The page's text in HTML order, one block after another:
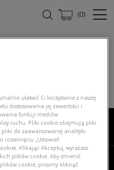
(0)
ułatwić Ci korzystanie z naszej
dostosowania jej zawartości i
funkcji mediów
ruchu. Pliki cookie obejmują pliki
do zaawansowanej analityki.
rozwinięciu „Ustawień
Klikając Akceptuj, wyrażasz
plików cookie. Aby zmienić
plików cookie, prosimy kliknąć